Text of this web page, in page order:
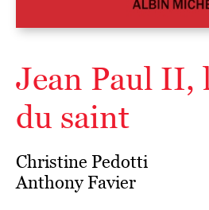
Jean Paul II,
du saint
Christine Pedotti
Anthony Favier